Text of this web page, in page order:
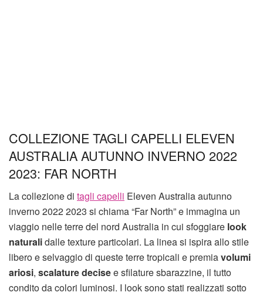
COLLEZIONE TAGLI CAPELLI ELEVEN
AUSTRALIA AUTUNNO INVERNO 2022
2023: FAR NORTH
La collezione di tagli capelli Eleven Australia autunno
inverno 2022 2023 si chiama “Far North” e immagina un
viaggio nelle terre del nord Australia in cui sfoggiare look
naturalidalle texture particolari. La linea si ispira allo stile
libero e selvaggio di queste terre tropicali e premiavolumi
ariosi, scalature decisee sfilature sbarazzine, il tutto
condito da colori luminosi. I look sono stati realizzati sotto